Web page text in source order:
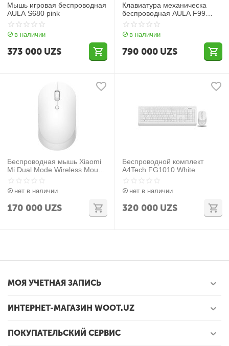
Мышь игровая беспроводная
AULA S680 pink
в наличии
373 000 UZS
Клавиатура механическа
беспроводная AULA F99
PRO (Gasket три вида
подключения)
в наличии
790 000 UZS
Беспроводная мышь Xiaomi
Mi Dual Mode Wireless Mouse
W02 White
нет в наличии
170 000 UZS
Беспроводной комплект
A4Tech FG1010 White
нет в наличии
320 000 UZS
МОЯ УЧЕТНАЯ ЗАПИСЬ
ИНТЕРНЕТ-МАГАЗИН WOOT.UZ
ПОКУПАТЕЛЬСКИЙ СЕРВИС